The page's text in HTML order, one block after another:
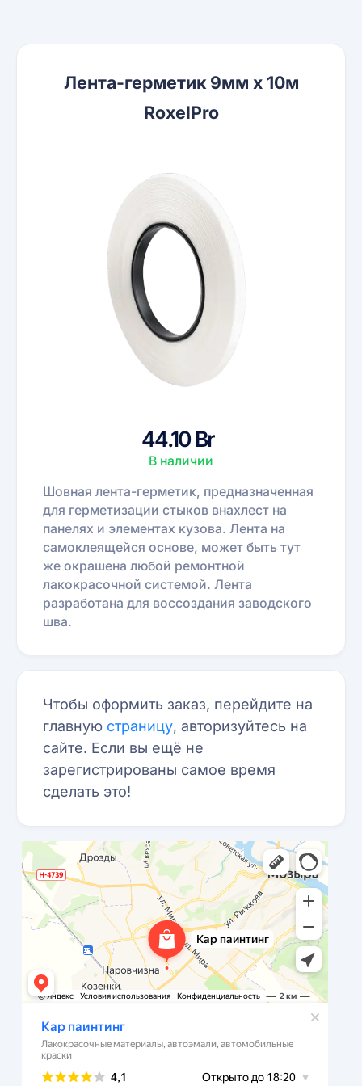
Лента-герметик 9мм х 10м
RoxelPro
44.10 Br
В наличии
Шовная лента-герметик, предназначенная
для герметизации стыков внахлест на
панелях и элементах кузова. Лента на
самоклеящейся основе, может быть тут
же окрашена любой ремонтной
лакокрасочной системой. Лента
разработана для воссоздания заводского
шва.
Чтобы оформить заказ, перейдите на
главную страницу, авторизуйтесь на
сайте. Если вы ещё не
зарегистрированы самое время
сделать это!